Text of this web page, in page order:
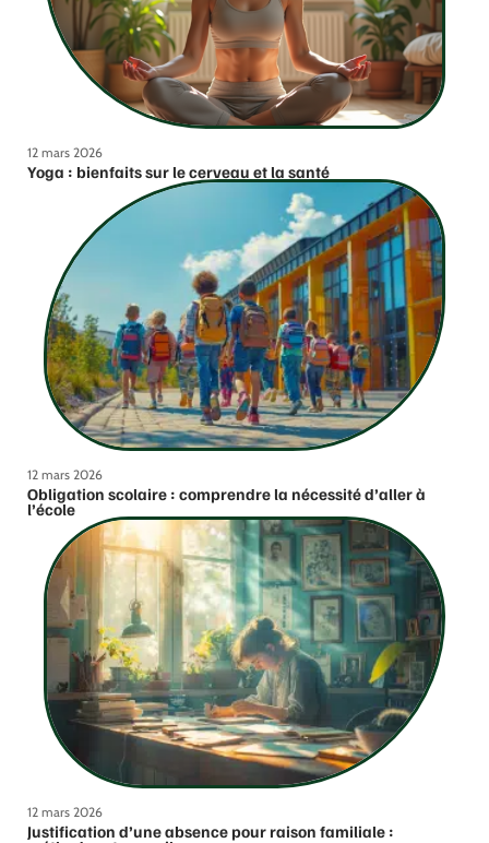
12 mars 2026
Yoga : bienfaits sur le cerveau et la santé
12 mars 2026
Obligation scolaire : comprendre la nécessité d’aller à
l’école
12 mars 2026
Justification d’une absence pour raison familiale :